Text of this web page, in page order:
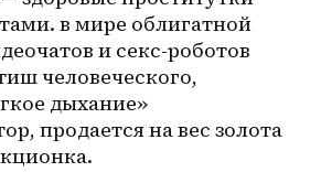
. в мире облигатной
и секс-роботов
человеческого,
дыхание»
продается на вес золота